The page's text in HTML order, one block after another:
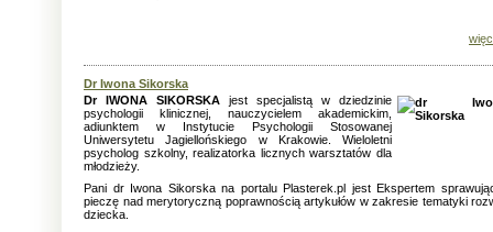
Dr Iwona Sikorska
Dr IWONA SIKORSKA jest specjalistą w dziedzinie
psychologii klinicznej, nauczycielem akademickim,
adiunktem w Instytucie Psychologii Stosowanej
Uniwersytetu Jagiellońskiego w Krakowie. Wieloletni
psycholog szkolny, realizatorka licznych warsztatów dla
młodzieży.
Pani dr Iwona Sikorska na portalu Plasterek.pl jest Ekspertem
pieczę nad merytoryczną poprawnością artykułów w zakresie tematyki
dziecka.